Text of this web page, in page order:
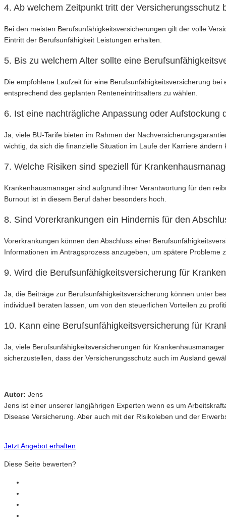
4. Ab welchem Zeitpunkt tritt der
Bei den meisten Berufsunfähigkeitsversicherungen gilt der volle
Eintritt der Berufsunfähigkeit Leistungen erhalten.
5. Bis zu welchem Alter sollte eine
Die empfohlene Laufzeit für eine Berufsunfähigkeitsversicherung
entsprechend des geplanten Renteneintrittsalters zu wählen.
6. Ist eine nachträgliche Anpassung oder
Ja, viele BU-Tarife bieten im Rahmen der
wichtig, da sich die finanzielle Situation im Laufe der Karriere ändern
7. Welche Risiken sind speziell für
Krankenhausmanager sind aufgrund ihrer Verantwortung für den
Burnout ist in diesem Beruf daher besonders hoch.
8. Sind Vorerkrankungen ein Hindernis für den
Vorerkrankungen können den Abschluss einer
Informationen im Antragsprozess anzugeben, um spätere Probleme
9. Wird die Berufsunfähigkeitsversicherung für
Ja, die Beiträge zur Berufsunfähigkeitsversicherung können unter
individuell beraten lassen, um von den steuerlichen Vorteilen zu
10. Kann eine Berufsunfähigkeitsversicherung für
Ja, viele Berufsunfähigkeitsversicherungen für
sicherzustellen, dass der Versicherungsschutz auch im Ausland
Autor: Jens
Jens ist einer unserer langjährigen Experten wenn es um
Disease Versicherung. Aber auch mit der Risikoleben und der
Jetzt Angebot erhalten
Diese Seite bewerten?